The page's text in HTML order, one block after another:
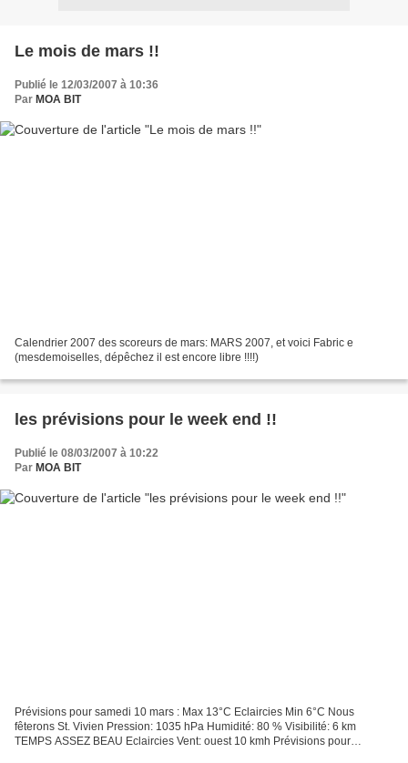
Le mois de mars !!
Publié le 12/03/2007 à 10:36
Par MOA BIT
Calendrier 2007 des scoreurs de mars: MARS 2007, et voici Fabric e
(mesdemoiselles, dépêchez il est encore libre !!!!)
les prévisions pour le week end !!
Publié le 08/03/2007 à 10:22
Par MOA BIT
Prévisions pour samedi 10 mars : Max 13°C Eclaircies Min 6°C Nous
fêterons St. Vivien Pression: 1035 hPa Humidité: 80 % Visibilité: 6 km
TEMPS ASSEZ BEAU Eclaircies Vent: ouest 10 kmh Prévisions pour